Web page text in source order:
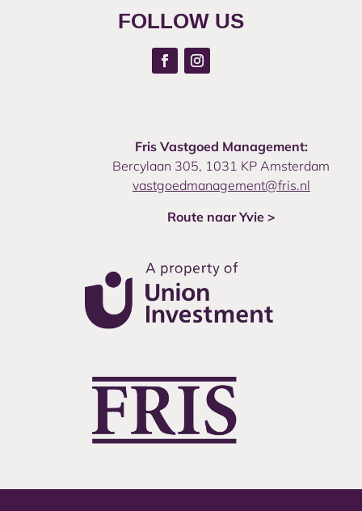
FOLLOW US
Fris Vastgoed Management:
Bercylaan 305, 1031 KP Amsterdam
vastgoedmanagement@fris.nl
Route naar Yvie >